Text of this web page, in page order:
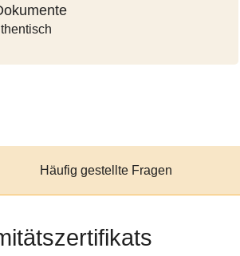
Häufig gestellte Fragen